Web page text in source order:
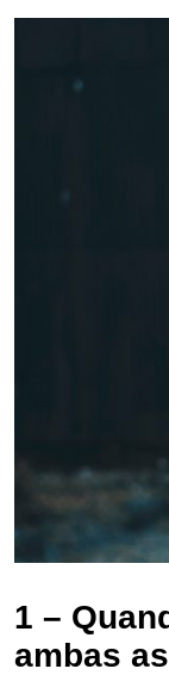
1 –
ambas